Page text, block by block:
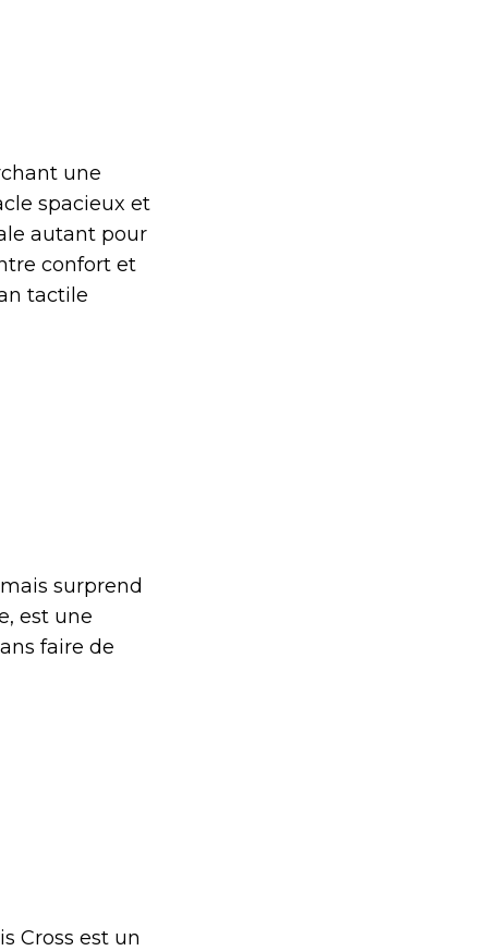
une
spacieux et
autant pour
confort et
tactile
surprend
est une
faire de
Cross est un